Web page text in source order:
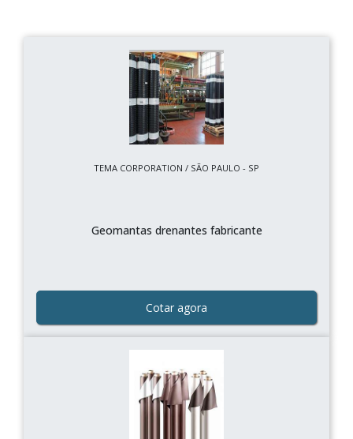
TEMA CORPORATION / SÃO PAULO - SP
Geomantas drenantes fabricante
Cotar agora